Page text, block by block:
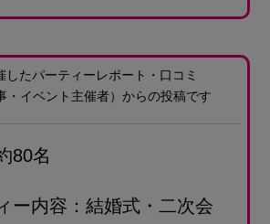
したパーティーレポート・口コミ
・イベント主催者） からの投稿です
80名
ー内容 結婚式・二次会